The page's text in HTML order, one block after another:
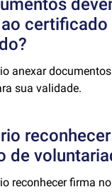
certificado
anexar
sua validade.
de
reconhecer firma